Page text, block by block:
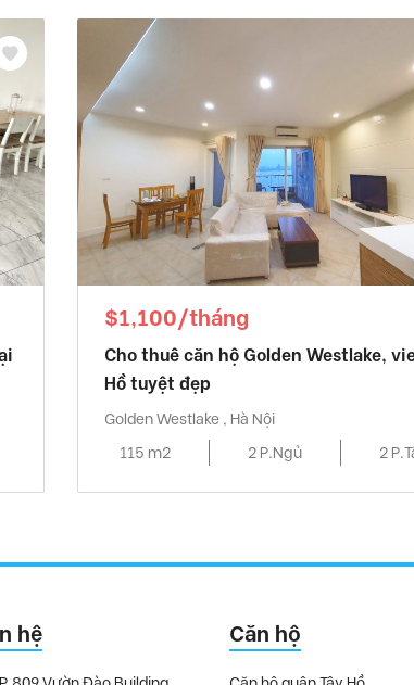
$1,100/tháng
Cho thuê căn hộ Golden Westlake,
Hồ tuyệt đẹp
Golden Westlake , Hà Nội
115 m2
2 P.Ngủ 2
hệ Căn hộ